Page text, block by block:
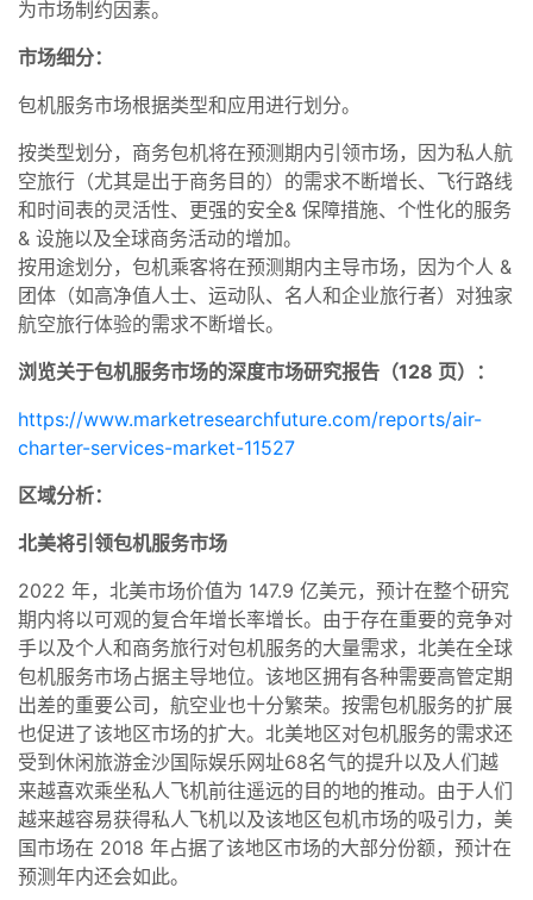
为市场制约因素。
市场细分：
包机服务市场根据类型和应用进行划分。
按类型划分，商务包机将在预测期内引领市场，因为私人航
空旅行（尤其是出于商务目的）的需求不断增长、飞行路线
和时间表的灵活性、更强的安全& 保障措施、个性化的服务
& 设施以及全球商务活动的增加。
按用途划分，包机乘客将在预测期内主导市场，因为个人 &
团体（如高净值人士、运动队、名人和企业旅行者）对独家
航空旅行体验的需求不断增长。
浏览关于包机服务市场的深度市场研究报告（128 页）：
https://www.marketresearchfuture.com/reports/air-
charter-services-market-11527
区域分析：
北美将引领包机服务市场
2022 年，北美市场价值为 147.9 亿美元，预计在整个研究
期内将以可观的复合年增长率增长。由于存在重要的竞争对
手以及个人和商务旅行对包机服务的大量需求，北美在全球
包机服务市场占据主导地位。该地区拥有各种需要高管定期
出差的重要公司，航空业也十分繁荣。按需包机服务的扩展
也促进了该地区市场的扩大。北美地区对包机服务的需求还
受到休闲旅游金沙国际娱乐网址68名气的提升以及人们越
来越喜欢乘坐私人飞机前往遥远的目的地的推动。由于人们
越来越容易获得私人飞机以及该地区包机市场的吸引力，美
国市场在 2018 年占据了该地区市场的大部分份额，预计在
预测年内还会如此。